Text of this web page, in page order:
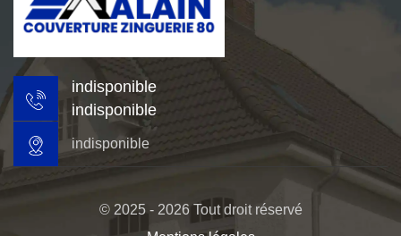
indisponible
indisponible
indisponible
© 2025 - 2026 Tout droit réservé